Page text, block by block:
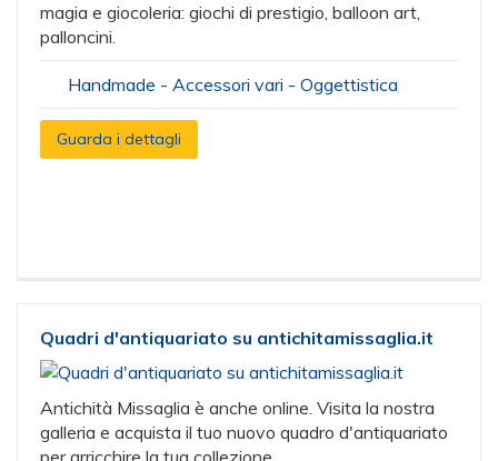
magia e giocoleria: giochi di prestigio, balloon art,
palloncini.
Handmade - Accessori vari - Oggettistica
Guarda i dettagli
Quadri d'antiquariato su antichitamissaglia.it
Antichità Missaglia è anche online. Visita la nostra
galleria e acquista il tuo nuovo quadro d'antiquariato
per arricchire la tua collezione.